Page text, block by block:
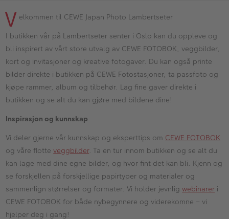
V elkommen til CEWE Japan Photo Lambertseter
I butikken vår på Lambertseter senter i Oslo kan du oppleve og
bli inspirert av vårt store utvalg av CEWE FOTOBOK, veggbilder,
kort og invitasjoner og kreative fotogaver. Du kan også printe
bilder direkte i butikken på CEWE Fotostasjoner, ta passfoto og
kjøpe rammer, album og tilbehør. Lag fine gaver direkte i
butikken og se alt du kan gjøre med bildene dine!
Inspirasjon og kunnskap
Vi deler gjerne vår kunnskap og eksperttips om CEWE FOTOBOK
og våre flotteveggbilder. Ta en tur innom butikken og se alt du
kan lage med dine egne bilder, og hvor fint det kan bli. Kjenn og
se forskjellen på forskjellige papirtyper og materialer og
sammenlign størrelser og formater. Vi holder jevnligwebinarer i
CEWE FOTOBOK for både nybegynnere og viderekomne – vi
hjelper deg i gang!